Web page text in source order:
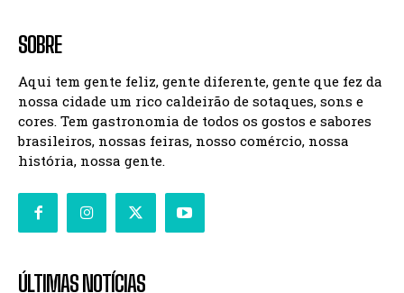
SOBRE
Aqui tem gente feliz, gente diferente, gente que fez da
nossa cidade um rico caldeirão de sotaques, sons e
cores. Tem gastronomia de todos os gostos e sabores
brasileiros, nossas feiras, nosso comércio, nossa
história, nossa gente.
ÚLTIMAS NOTÍCIAS